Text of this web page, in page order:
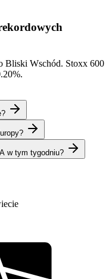
Bliski Wschód. Stoxx 600
.
w tym tygodniu?